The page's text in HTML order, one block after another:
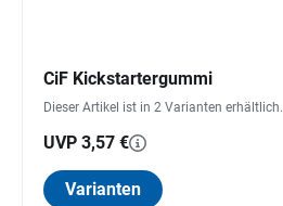
CiF Kickstartergummi
Dieser Artikel ist in 2 Varianten erhältlich.
UVP 3,57 €
Varianten